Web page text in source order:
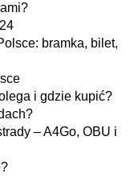
bramka, bilet,
i gdzie kupić?
– A4Go, OBU i